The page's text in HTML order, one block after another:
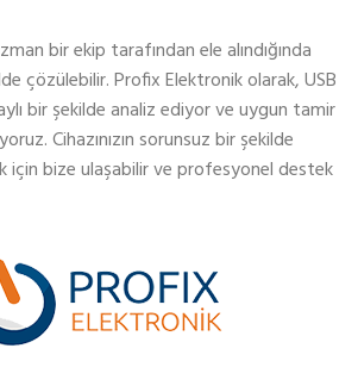
bir ekip tarafından ele alındığında
çözülebilir. Profix Elektronik olarak, USB
bir şekilde analiz ediyor ve uygun tamir
Cihazınızın sorunsuz bir şekilde
için bize ulaşabilir ve profesyonel destek